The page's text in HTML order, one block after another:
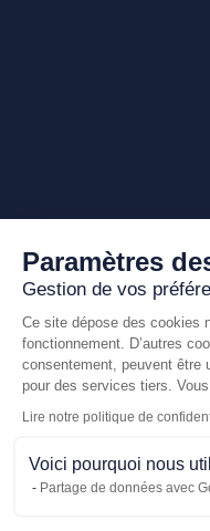
Paramètres
Gestion de vos
Ce site dépose des cookies
fonctionnement. D’autres
consentement, peuvent être
pour des services tiers.
Lire notre politique de
Voici pourquoi nous
Partage de données avec